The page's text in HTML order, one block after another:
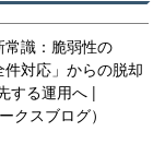
識：脆弱性の
件対応」からの脱却
する運用へ |
クスブログ）